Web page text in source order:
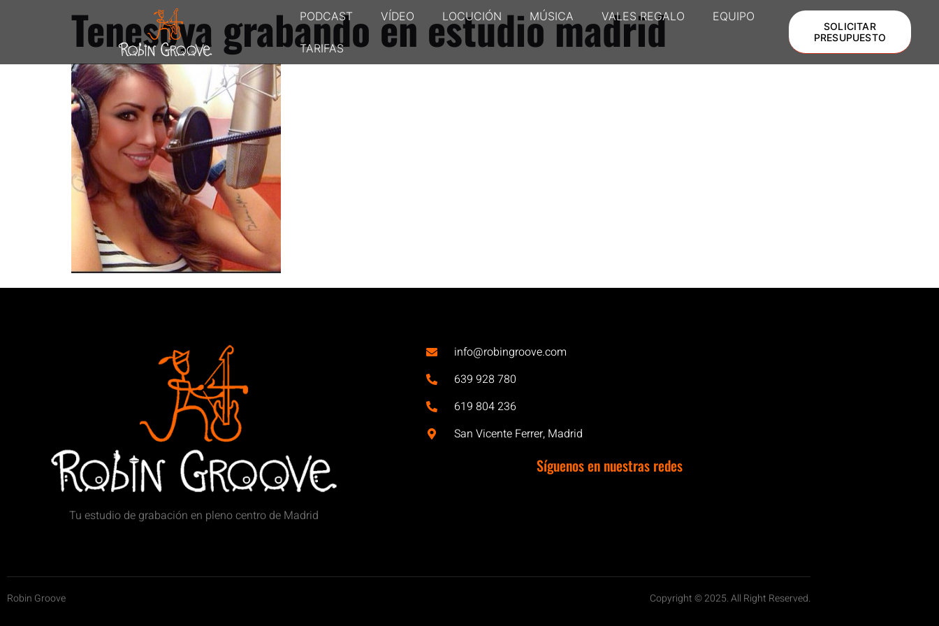
PODCAST VÍDEO LOCUCIÓN MÚSICA VALES REGALO EQUIPO
TARIFAS
SOLICITAR
PRESUPUESTO
Tenesoya grabando en estudio madrid
Tu estudio de grabación en pleno centro de Madrid
info@robingroove.com
639 928 780
619 804 236
San Vicente Ferrer, Madrid
Síguenos en nuestras redes
Robin Groove Copyright © 2025. All Right Reserved.